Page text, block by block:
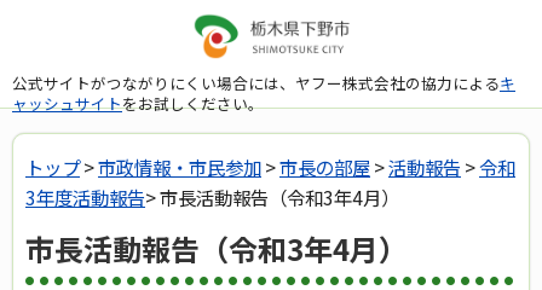
公式サイトがつながりにくい場合には、ヤフー株式会社の協力によるキ
ャッシュサイトをお試しください。
トップ>市政情報・市民参加>市長の部屋>活動報告 >令和
3年度活動報告> 市長活動報告（令和3年4月）
市長活動報告（令和3年4月）